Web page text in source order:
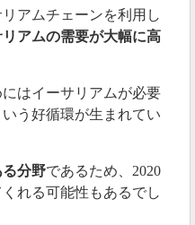
アムチェーンを利用し
リアムの需要が大幅に高
はイーサリアムが必要
う好循環が生まれてい
る分野であるため、2020
れる可能性もあるでし